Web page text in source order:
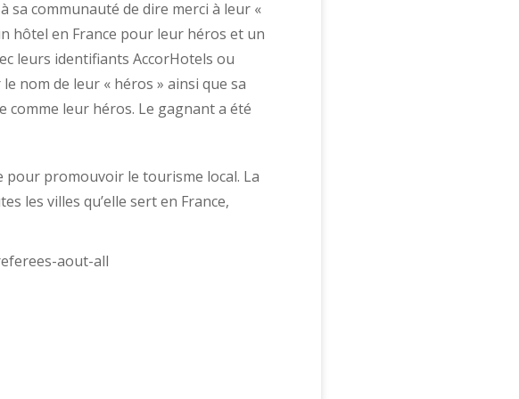
sa communauté de dire merci à leur «
hôtel en France pour leur héros et un
leurs identifiants AccorHotels ou
nom de leur « héros » ainsi que sa
leur héros. Le gagnant a été
pour promouvoir le tourisme local. La
les villes qu’elle sert en France,